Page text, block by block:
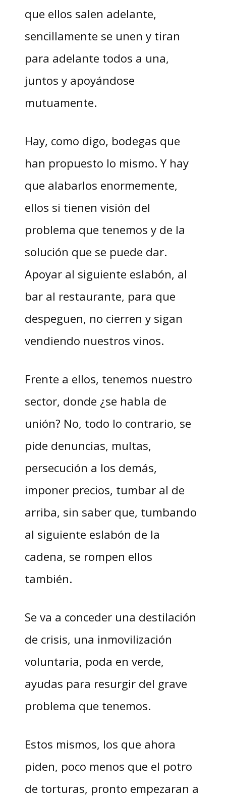
que ellos salen adelante,
sencillamente se unen y tiran
para adelante todos a una,
juntos y apoyándose
mutuamente.
Hay, como digo, bodegas que
han propuesto lo mismo. Y hay
que alabarlos enormemente,
ellos si tienen visión del
problema que tenemos y de la
solución que se puede dar.
Apoyar al siguiente eslabón, al
bar al restaurante, para que
despeguen, no cierren y sigan
vendiendo nuestros vinos.
Frente a ellos, tenemos nuestro
sector, donde ¿se habla de
unión? No, todo lo contrario, se
pide denuncias, multas,
persecución a los demás,
imponer precios, tumbar al de
arriba, sin saber que, tumbando
al siguiente eslabón de la
cadena, se rompen ellos
también.
Se va a conceder una destilación
de crisis, una inmovilización
voluntaria, poda en verde,
ayudas para resurgir del grave
problema que tenemos.
Estos mismos, los que ahora
piden, poco menos que el potro
de torturas, pronto empezaran a